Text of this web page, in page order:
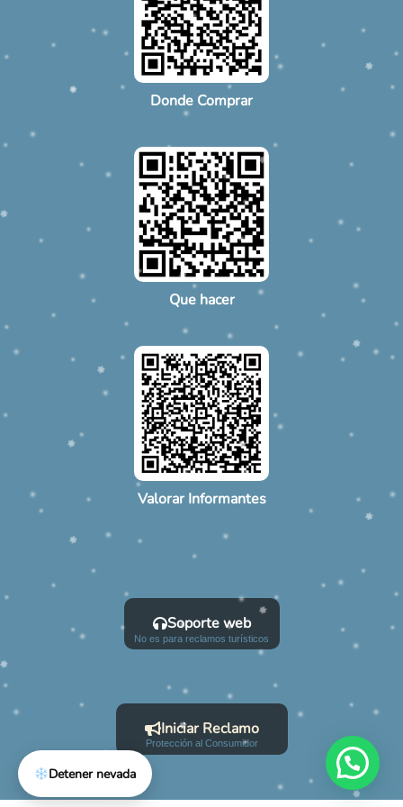
Donde Comprar
Que hacer
Valorar Informantes
Soporte web
No es para reclamos turísticos
Iniciar Reclamo
Protección al Consumidor
Detener nevada